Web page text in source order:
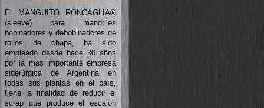
El MANGUITO RONCAGLIA®
(sleeve) para mandriles
bobinadores y debobinadores de
rollos de chapa, ha sido
empleado desde hace 30 años
por la mas importante empresa
siderúrgica de Argentina en
todas sus plantas en el país,
tiene la finalidad de reducir el
scrap que produce el escalón